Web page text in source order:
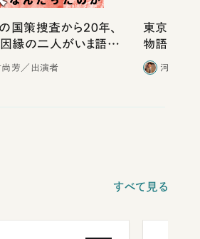
策捜査から20年、
縁の二人がいま語り
尚芳／出演者
東京は都
物語」に
河野有
すべて見る